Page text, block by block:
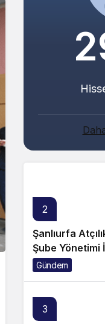
Abacı ve Abul
2
Şanlıurfa
Şube Yönetimi
Taşınmasına
Gündem
3